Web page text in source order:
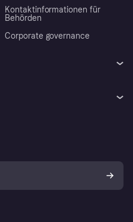
Kontaktinformationen für
Behörden
Corporate governance